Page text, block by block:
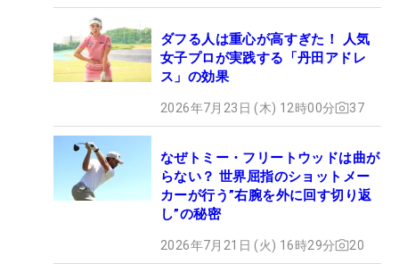
ダフる人は重心が高すぎた！ 人気
女子プロが実践する「丹田アドレ
ス」の効果
2026年7月23日 (木) 12時00分 37
なぜトミー・フリートウッドは曲が
らない？ 世界屈指のショットメー
カーが行う”右腕を外に回す切り返
し”の秘密
2026年7月21日 (火) 16時29分 20